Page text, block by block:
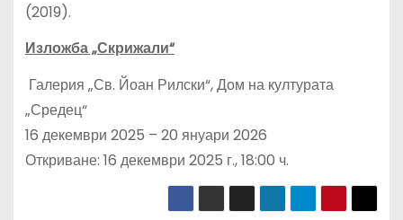
(2019).
Изложба „Скрижали“
Галерия „Св. Йоан Рилски“, Дом на културата
„Средец“
16 декември 2025 – 20 януари 2026
Откриване: 16 декември 2025 г., 18:00 ч.